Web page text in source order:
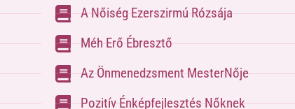
A Nőiség Ezerszirmú Rózsája
Méh Erő Ébresztő
Az Önmenedzsment MesterNője
Pozitív Énképfejlesztés Nőknek